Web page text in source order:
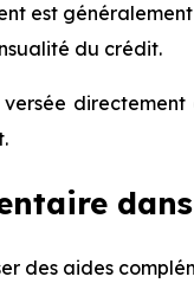
est
du crédit.
versée
des aides